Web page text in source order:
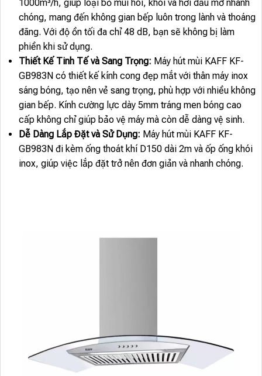
1000m³/h, giúp loại bỏ mùi hôi, khói và hơi dầu mỡ nhanh
chóng, mang đến không gian bếp luôn trong lành và thoáng
đãng. Với độ ồn tối đa chỉ 48 dB, bạn sẽ không bị làm
phiền khi sử dụng.
Thiết Kế Tinh Tế và Sang Trọng: Máy hút mùi KAFF KF-
GB983N có thiết kế kính cong đẹp mắt với thân máy inox
sáng bóng, tạo nên vẻ sang trọng, phù hợp với nhiều không
gian bếp. Kính cường lực dày 5mm tráng men bóng cao
cấp không chỉ giúp bảo vệ máy mà còn dễ dàng vệ sinh.
Dễ Dàng Lắp Đặt và Sử Dụng: Máy hút mùi KAFF KF-
GB983N đi kèm ống thoát khí D150 dài 2m và ốp ống khói
inox, giúp việc lắp đặt trở nên đơn giản và nhanh chóng.